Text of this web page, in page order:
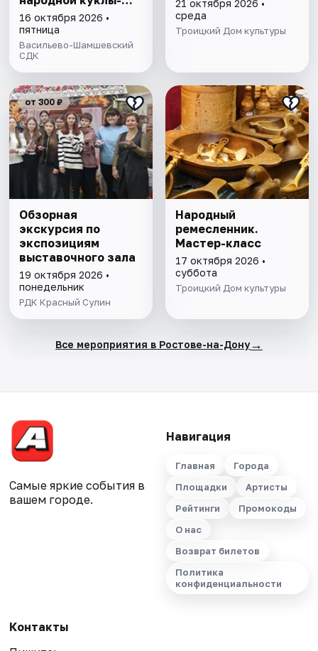
оберега
16 октября 2026 •
пятница
Васильево-Шамшевский
СДК
21 октября 2026 •
среда
Троицкий Дом культуры
от 300 ₽
Обзорная
экскурсия по
экспозициям
выставочного зала
19 октября 2026 •
понедельник
РДК Красный Сулин
Народный
ремесленник.
Мастер-класс
17 октября 2026 •
суббота
Троицкий Дом культуры
Все мероприятия в Ростове-на-Дону→
Самые яркие события в
вашем городе.
Навигация
Главная
Города
Площадки
Артисты
Рейтинги
Промокоды
О нас
Возврат билетов
Политика
конфиденциальности
Контакты